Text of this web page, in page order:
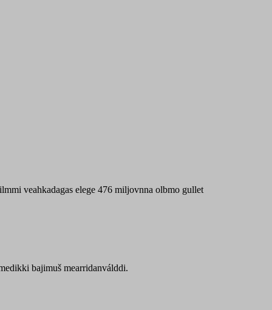
veahkadagas elege 476 miljovnna olbmo gullet
bajimuš mearridanválddi.